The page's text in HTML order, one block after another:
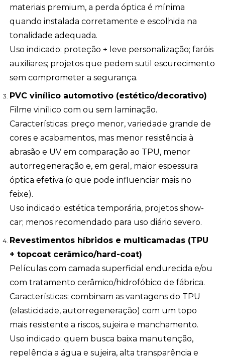
materiais premium, a perda óptica é mínima
quando instalada corretamente e escolhida na
tonalidade adequada.
Uso indicado: proteção + leve personalização; faróis
auxiliares; projetos que pedem sutil escurecimento
sem comprometer a segurança.
PVC vinílico automotivo (estético/decorativo)
Filme vinílico com ou sem laminação.
Características: preço menor, variedade grande de
cores e acabamentos, mas menor resistência à
abrasão e UV em comparação ao TPU, menor
autorregeneração e, em geral, maior espessura
óptica efetiva (o que pode influenciar mais no
feixe).
Uso indicado: estética temporária, projetos show-
car; menos recomendado para uso diário severo.
Revestimentos híbridos e multicamadas (TPU
+ topcoat cerâmico/hard-coat)
Películas com camada superficial endurecida e/ou
com tratamento cerâmico/hidrofóbico de fábrica.
Características: combinam as vantagens do TPU
(elasticidade, autorregeneração) com um topo
mais resistente a riscos, sujeira e manchamento.
Uso indicado: quem busca baixa manutenção,
repelência a água e sujeira, alta transparência e